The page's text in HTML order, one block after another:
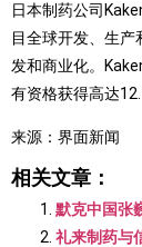
日本制药公司
目全球开发、生
发和商业化。
有资格获得高达
来源：界面新闻
相关文章：
默克中国张
礼来制药与